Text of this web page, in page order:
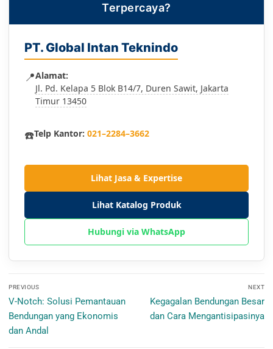
Terpercaya?
PT. Global Intan Teknindo
📍Alamat:
Jl. Pd. Kelapa 5 Blok B14/7, Duren Sawit, Jakarta
Timur 13450
☎️Telp Kantor: 021–2284–3662
Lihat Jasa & Expertise
Lihat Katalog Produk
Hubungi via WhatsApp
pos
PREVIOUS
Previous
post:
V-Notch: Solusi Pemantauan
Bendungan yang Ekonomis
dan Andal
NEXT
Next
post:
Kegagalan Bendungan Besar
dan Cara Mengantisipasinya